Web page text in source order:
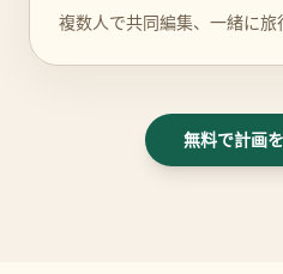
複数人で共同編集、一緒に旅
無料で計画